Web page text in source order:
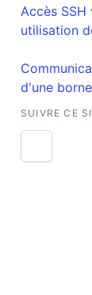
Accès
utilisation
d'une
SUIVRE CE